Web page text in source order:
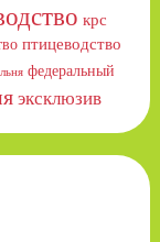
крс
птицеводство
федеральный
эксклюзив